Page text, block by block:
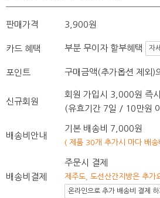
판매가격 3,900원
카드 혜택 부분 무이자 할부혜택 자
포인트 구매금액(추가옵션 제외)
신규회원
회원 가입시 3,000원 즉
(유효기간 7일 / 10만원
배송비안내
기본 배송비 7,000원
( 제품 30개 추가시 마다 배
배송비결제
주문시 결제
제주도, 도선산간지방은 추가
온라인으로 추가 배송비 결제 하